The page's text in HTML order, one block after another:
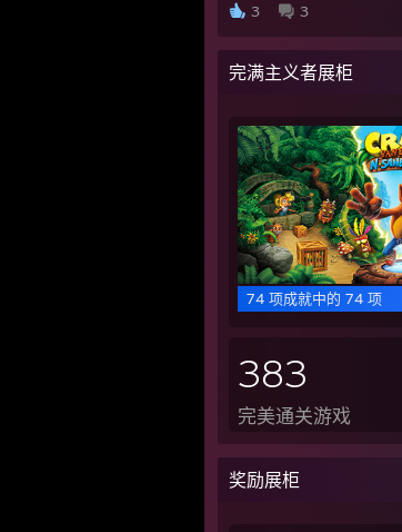
3
3
完满主义者展柜
74 项成就中的 74 项
383
完美通关游戏
奖励展柜